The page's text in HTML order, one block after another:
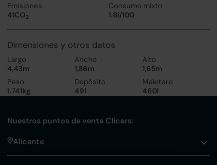
Emisiones
41CO2
Consumo mixto
1.8l/100
Dimensiones y otros datos
Largo
4,43m
Ancho
1,86m
Alto
1,65m
Peso
1.741kg
Depósito
49l
Maletero
460l
Nuestros puntos de venta Clicars:
Alicante